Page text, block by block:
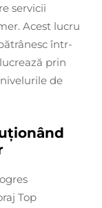
servicii
Acest lucru
într-
prin
de
Top